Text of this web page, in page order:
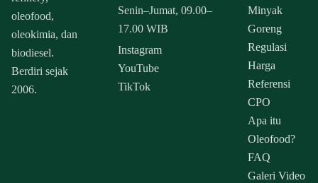
oleofood,
oleokimia, dan
biodiesel.
Berdiri sejak
2006.
Senin–Jumat, 09.00–
17.00 WIB
Instagram
YouTube
TikTok
Minyak
Goreng
Regulasi
Harga
Referensi
CPO
Apa itu
Oleofood?
FAQ
Galeri Video